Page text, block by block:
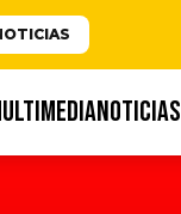
NOTICIAS